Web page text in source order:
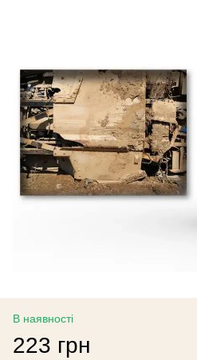
В наявності
223 грн